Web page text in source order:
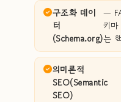
구조화 데이
터
(Schema.org)
—
키
는
의미론적
SEO(Semantic
SEO)